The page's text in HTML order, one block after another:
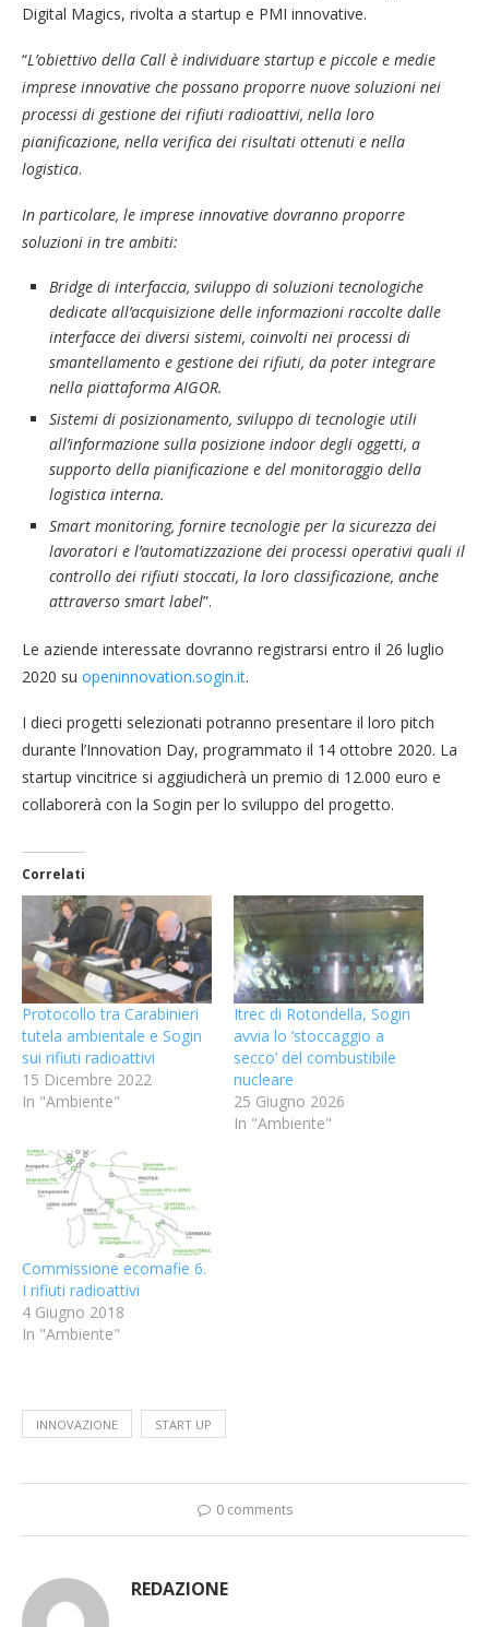
Digital Magics, rivolta a startup e PMI innovative.
“L’obiettivo della Call è individuare startup e piccole e medie
imprese innovative che possano proporre nuove soluzioni nei
processi di gestione dei rifiuti radioattivi, nella loro
pianificazione, nella verifica dei risultati ottenuti e nella
logistica.
In particolare, le imprese innovative dovranno proporre
soluzioni in tre ambiti:
Bridge di interfaccia, sviluppo di soluzioni tecnologiche
dedicate all’acquisizione delle informazioni raccolte dalle
interfacce dei diversi sistemi, coinvolti nei processi di
smantellamento e gestione dei rifiuti, da poter integrare
nella piattaforma AIGOR.
Sistemi di posizionamento, sviluppo di tecnologie utili
all’informazione sulla posizione indoor degli oggetti, a
supporto della pianificazione e del monitoraggio della
logistica interna.
Smart monitoring, fornire tecnologie per la sicurezza dei
lavoratori e l’automatizzazione dei processi operativi quali il
controllo dei rifiuti stoccati, la loro classificazione, anche
attraverso smart label”.
Le aziende interessate dovranno registrarsi entro il 26 luglio
2020 su openinnovation.sogin.it.
I dieci progetti selezionati potranno presentare il loro pitch
durante l’Innovation Day, programmato il 14 ottobre 2020. La
startup vincitrice si aggiudicherà un premio di 12.000 euro e
collaborerà con la Sogin per lo sviluppo del progetto.
Correlati
Protocollo tra Carabinieri
tutela ambientale e Sogin
sui rifiuti radioattivi
15 Dicembre 2022
In "Ambiente"
Itrec di Rotondella, Sogin
avvia lo ‘stoccaggio a
secco’ del combustibile
nucleare
25 Giugno 2026
In "Ambiente"
Commissione ecomafie 6.
I rifiuti radioattivi
4 Giugno 2018
In "Ambiente"
INNOVAZIONE START UP
0 comments
REDAZIONE